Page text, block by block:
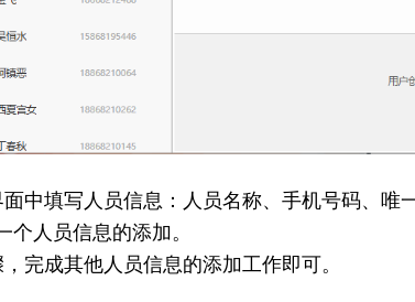
中填写人员信息：人员名称、手机号码、唯
个人员信息的添加。
完成其他人员信息的添加工作即可。